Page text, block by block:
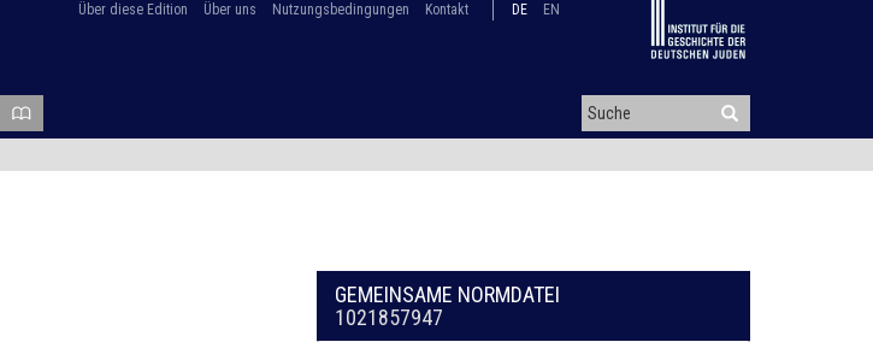
Über diese Edition Über uns Nutzungsbedingungen Kontakt DE EN
GEMEINSAME NORMDATEI
1021857947